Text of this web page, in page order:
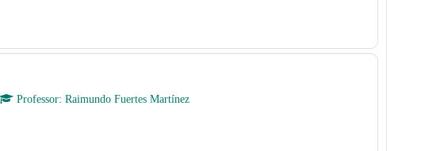
Professor: Raimundo Fuertes Martínez